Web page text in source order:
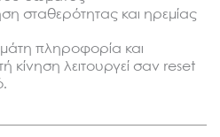
σταθερότητας και ηρεμίας
πληροφορία και
κίνηση λειτουργεί σαν reset